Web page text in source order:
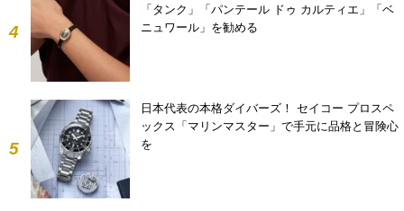
4
「タンク」「パンテール ドゥ カルティエ」「ベ
ニュワール」を勧める
5
日本代表の本格ダイバーズ！ セイコー プロスペ
ックス「マリンマスター」で手元に品格と冒険心
を